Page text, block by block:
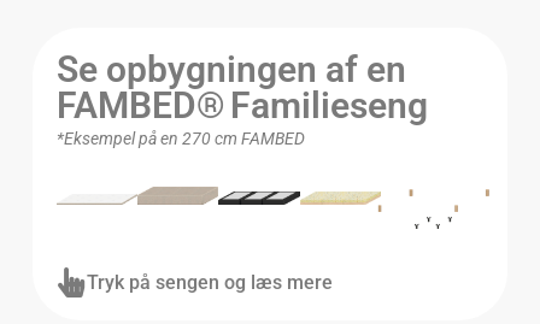
Se opbygningen af en
FAMBED® Familieseng
*Eksempel på en 270 cm FAMBED
Tryk på sengen og læs mere